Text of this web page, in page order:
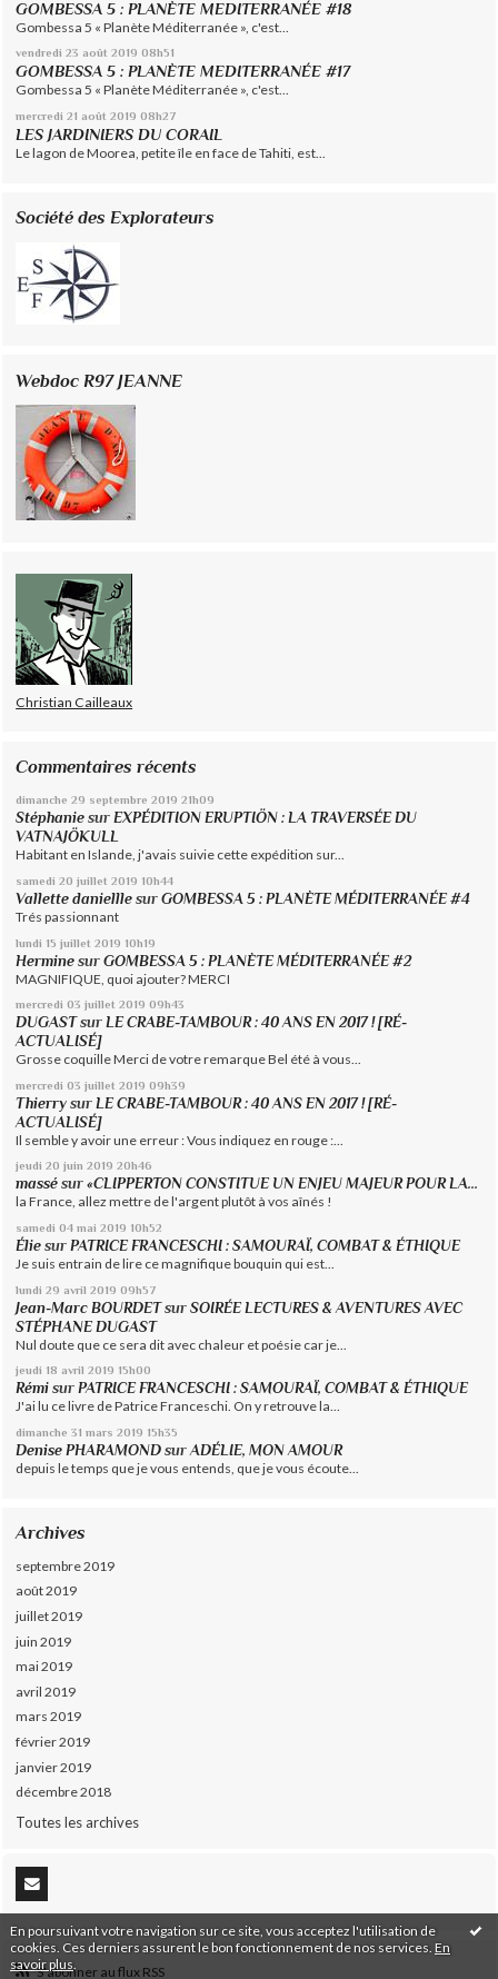
En poursuivant votre navigation sur ce site, vous acceptez l'utilisation de
cookies. Ces derniers assurent le bon fonctionnement de nos services. En
savoir plus
GOMBESSA 5 : PLANÈTE MEDITERRANÉE #18
Gombessa 5 « Planète Méditerranée », c'est...
vendredi 23 août 2019 08h51
GOMBESSA 5 : PLANÈTE MEDITERRANÉE #17
Gombessa 5 « Planète Méditerranée », c'est...
mercredi 21 août 2019 08h27
LES JARDINIERS DU CORAIL
Le lagon de Moorea, petite île en face de Tahiti, est...
Société des Explorateurs
Webdoc R97 JEANNE
Christian Cailleaux
Commentaires récents
dimanche 29 septembre 2019 21h09
Stéphanie surEXPÉDITION ERUPTIÖN : LA TRAVERSÉE DU
VATNAJÖKULL
Habitant en Islande, j'avais suivie cette expédition sur...
samedi 20 juillet 2019 10h44
Vallette daniellle surGOMBESSA 5 : PLANÈTE MÉDITERRANÉE #4
Trés passionnant
lundi 15 juillet 2019 10h19
Hermine surGOMBESSA 5 : PLANÈTE MÉDITERRANÉE #2
MAGNIFIQUE, quoi ajouter? MERCI
mercredi 03 juillet 2019 09h43
DUGASTsurLE CRABE-TAMBOUR : 40 ANS EN 2017 ! [RÉ-
ACTUALISÉ]
Grosse coquille Merci de votre remarque Bel été à vous...
mercredi 03 juillet 2019 09h39
Thierry sur LE CRABE-TAMBOUR : 40 ANS EN 2017 ! [RÉ-
ACTUALISÉ]
Il semble y avoir une erreur : Vous indiquez en rouge :...
jeudi 20 juin 2019 20h46
massé sur«CLIPPERTON CONSTITUE UN ENJEU MAJEUR POUR LA...
la France, allez mettre de l'argent plutôt à vos aînés !
samedi 04 mai 2019 10h52
Élie surPATRICE FRANCESCHI : SAMOURAÏ, COMBAT & ÉTHIQUE
Je suis entrain de lire ce magnifique bouquin qui est...
lundi 29 avril 2019 09h57
Jean-Marc BOURDETsurSOIRÉE LECTURES & AVENTURES AVEC
STÉPHANE DUGAST
Nul doute que ce sera dit avec chaleur et poésie car je...
jeudi 18 avril 2019 15h00
Rémi surPATRICE FRANCESCHI : SAMOURAÏ, COMBAT & ÉTHIQUE
J'ai lu ce livre de Patrice Franceschi. On y retrouve la...
dimanche 31 mars 2019 15h35
Denise PHARAMOND surADÉLIE, MON AMOUR
depuis le temps que je vous entends, que je vous écoute...
Archives
septembre 2019
août 2019
juillet 2019
juin 2019
mai 2019
avril 2019
mars 2019
février 2019
janvier 2019
décembre 2018
Toutes les archives
S'abonner au flux RSS